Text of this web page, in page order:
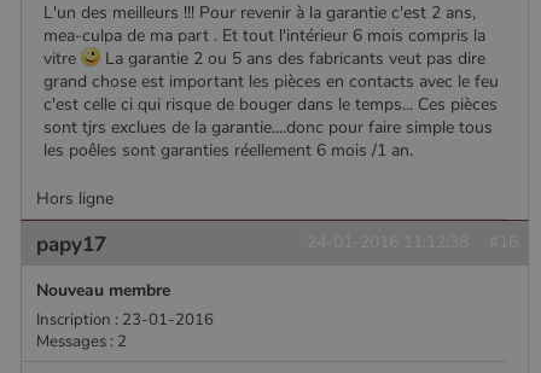
L'un des meilleurs !!! Pour revenir à la garantie c'est 2 ans,
mea-culpa de ma part . Et tout l'intérieur 6 mois compris la
vitre
La garantie 2 ou 5 ans des fabricants veut pas dire
grand chose est important les pièces en contacts avec le feu
c'est celle ci qui risque de bouger dans le temps... Ces pièces
sont tjrs exclues de la garantie....donc pour faire simple tous
les poêles sont garanties réellement 6 mois /1 an.
Hors ligne
papy17
Nouveau membre
Inscription : 23-01-2016
Messages : 2